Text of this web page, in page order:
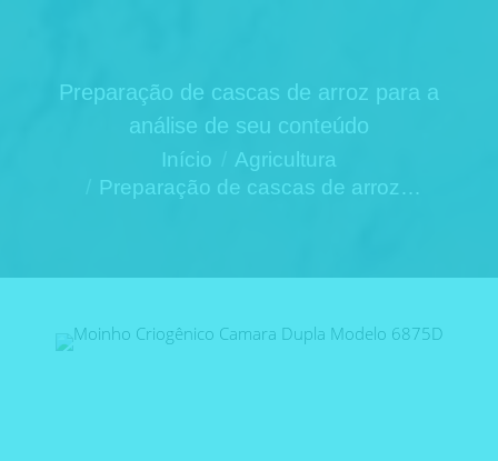
Preparação de cascas de arroz para a
análise de seu conteúdo
Início
Agricultura
Preparação de cascas de arroz…